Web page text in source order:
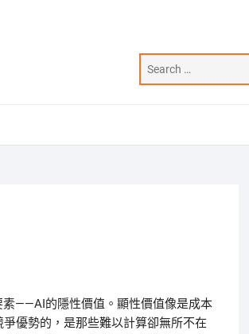
——AI的隱性價值。顯性價值像是成本
優勢的，是那些難以計算卻無所不在